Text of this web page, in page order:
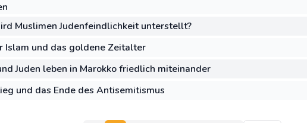
Muslimen Judenfeindlichkeit unterstellt?
Islam und das goldene Zeitalter
Juden leben in Marokko friedlich miteinander
und das Ende des Antisemitismus